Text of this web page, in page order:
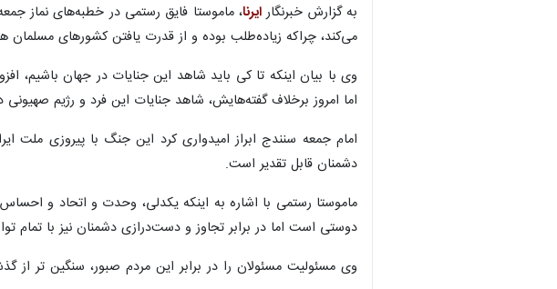
به گزارش خبرنگارایرنا، ماموستا فایق رستمی در خطبه‌های نماز
می‌کند، چراکه زیاده‌طلب بوده و از قدرت یافتن کشورهای مسلمان
وی با بیان اینکه تا کی باید شاهد این جنایات در جهان باشیم،
اما امروز برخلاف گفته‌هایش، شاهد جنایات این فرد و رژیم صهیونی
دشمنان قابل تقدیر است.
ماموستا رستمی با اشاره به اینکه یکدلی، وحدت و اتحاد و
دوستی است اما در برابر تجاوز و دست‌درازی دشمنان نیز با تمام
وی مسئولیت مسئولان را در برابر این مردم صبور، سنگین تر